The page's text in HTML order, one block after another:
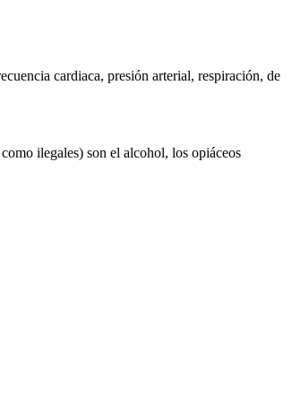
cardiaca, presión arterial, respiración, de
ilegales) son el alcohol, los opiáceos